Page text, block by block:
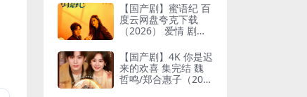
【国产剧】蜜语纪 百
度云网盘夸克下载
（2026） 爱情 剧情
【国产剧】4K 你是迟
来的欢喜 集完结 魏
哲鸣/郑合惠子（202